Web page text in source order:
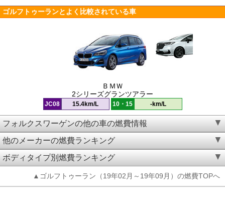
ゴルフトゥーランとよく比較されている車
ＢＭＷ
2シリーズグランツアラー
JC08 15.4km/L 10・15 -km/L
フォルクスワーゲンの他の車の燃費情報
他のメーカーの燃費ランキング
ボディタイプ別燃費ランキング
▲ゴルフトゥーラン（19年02月～19年09月）の燃費TOPへ